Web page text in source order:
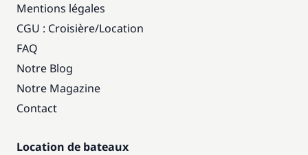
Mentions légales
CGU : Croisière/Location
FAQ
Notre Blog
Notre Magazine
Contact
Location de bateaux